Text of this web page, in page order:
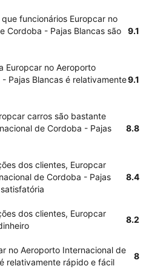
funcionários Europcar no
Cordoba - Pajas Blancas são
9.1
Europcar no Aeroporto
Pajas Blancas é relativamente9.1
carros são bastante
de Cordoba - Pajas
8.8
dos clientes, Europcar
de Cordoba - Pajas
8.4
dos clientes, Europcar
8.2
no Aeroporto Internacional de
relativamente rápido e fácil
8